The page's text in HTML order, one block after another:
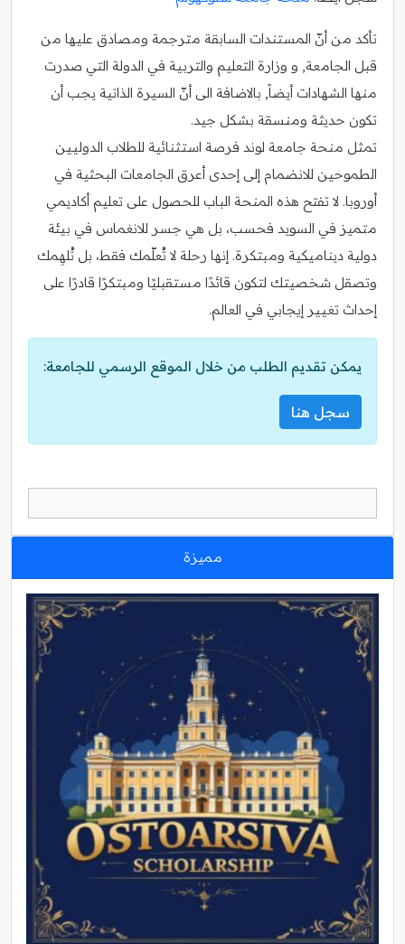
تأكد من أنّ المستندات السابقة مترجمة ومصادق عليها من
قبل الجامعة, و وزارة التعليم والتربية في الدولة التي صدرت
منها الشهادات أيضاً, بالاضافة الى أنّ السيرة الذاتية يجب أن
تكون حديثة ومنسقة بشكل جيد.
تمثل منحة جامعة لوند فرصة استثنائية للطلاب الدوليين
الطموحين للانضمام إلى إحدى أعرق الجامعات البحثية في
أوروبا. لا تفتح هذه المنحة الباب للحصول على تعليم أكاديمي
متميز في السويد فحسب، بل هي جسر للانغماس في بيئة
دولية ديناميكية ومبتكرة. إنها رحلة لا تُعلّمك فقط، بل تُلهِمك
وتصقل شخصيتك لتكون قائدًا مستقبليًا ومبتكرًا قادرًا على
إحداث تغيير إيجابي في العالم.
يمكن تقديم الطلب من خلال الموقع الرسمي للجامعة:
سجل هنا
مميزة